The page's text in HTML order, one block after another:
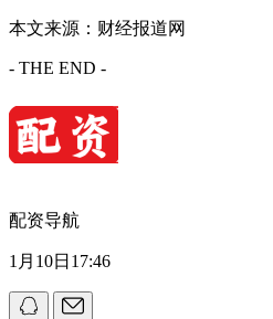
本文来源：财经报道网
- THE END -
配资导航
1月10日17:46